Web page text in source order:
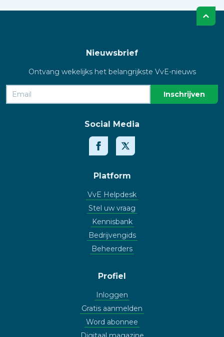
Nieuwsbrief
Ontvang wekelijks het belangrijkste VvE-nieuws
Social Media
Platform
VvE Helpdesk
Stel uw vraag
Kennisbank
Bedrijvengids
Beheerders
Profiel
Inloggen
Gratis aanmelden
Word abonnee